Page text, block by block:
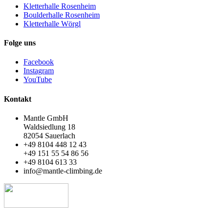
Kletterhalle Rosenheim
Boulderhalle Rosenheim
Kletterhalle Wörgl
Folge uns
Facebook
Instagram
YouTube
Kontakt
Mantle GmbH
Waldsiedlung 18
82054 Sauerlach
+49 8104 448 12 43
+49 151 55 54 86 56
+49 8104 613 33
info@mantle-climbing.de